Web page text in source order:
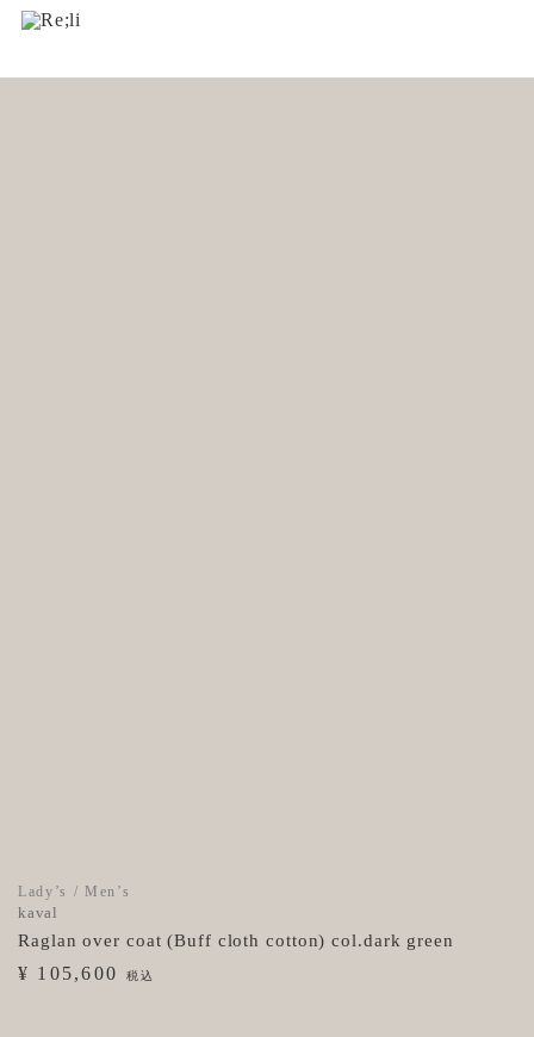
Lady’s / Men’s
kaval
Raglan over coat (Buff cloth cotton) col.dark green
¥ 105,600 税込